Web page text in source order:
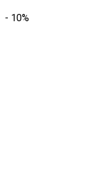
- 10%